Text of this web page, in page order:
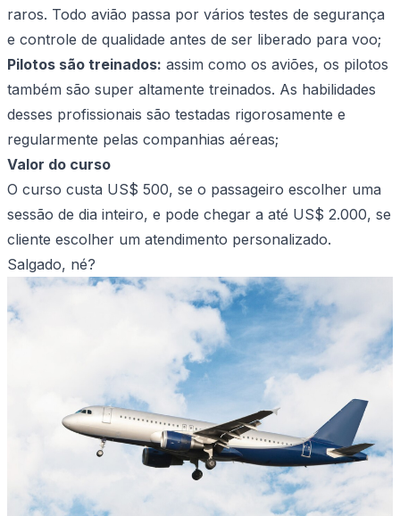
raros. Todo avião passa por vários testes de segurança
e controle de qualidade antes de ser liberado para voo;
Pilotos são treinados: assim como os aviões, os pilotos
também são super altamente treinados. As habilidades
desses profissionais são testadas rigorosamente e
regularmente pelas companhias aéreas;
Valor do curso
O curso custa US$ 500, se o passageiro escolher uma
sessão de dia inteiro, e pode chegar a até US$ 2.000, se
cliente escolher um atendimento personalizado.
Salgado, né?